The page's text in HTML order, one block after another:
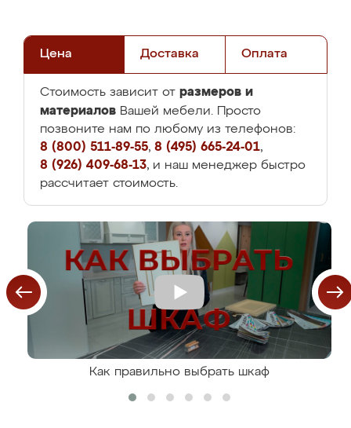
Цена Доставка Оплата
Стоимость зависит от размеров и
материалов Вашей мебели. Просто
позвоните нам по любому из телефонов:
8 (800) 511-89-55, 8 (495) 665-24-01,
8 (926) 409-68-13, и наш менеджер быстро
рассчитает стоимость.
Как правильно выбрать шкаф